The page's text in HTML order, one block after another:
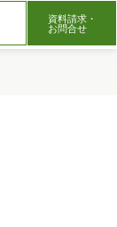
資料請求・
お問合せ